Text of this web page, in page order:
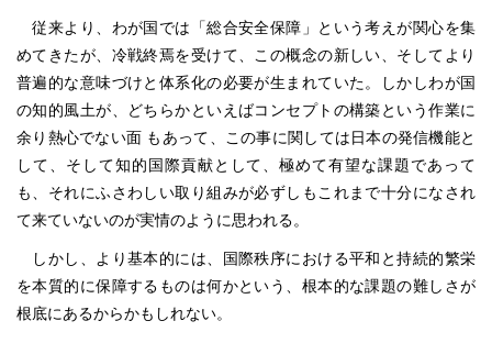
従来より、わが国では「総合安全保障」という考えが関心を集
めてきたが、冷戦終焉を受けて、この概念の新しい、そしてより
普遍的な意味づけと体系化の必要が生まれていた。しかしわが国
の知的風土が、どちらかといえばコンセプトの構築という作業に
余り熱心でない面 もあって、この事に関しては日本の発信機能と
して、そして知的国際貢献として、極めて有望な課題であって
も、それにふさわしい取り組みが必ずしもこれまで十分になされ
て来ていないのが実情のように思われる。
しかし、より基本的には、国際秩序における平和と持続的繁栄
を本質的に保障するものは何かという、根本的な課題の難しさが
根底にあるからかもしれない。